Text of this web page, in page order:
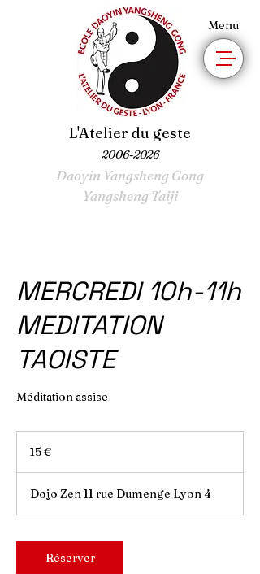
L'Atelier du geste
2006-2026
Daoyin Yangsheng Gong
Yangsheng Taiji
Menu
MERCREDI 10h-11h
MEDITATION
TAOISTE
Méditation assise
15 €
Dojo Zen 11 rue Dumenge Lyon 4
Réserver